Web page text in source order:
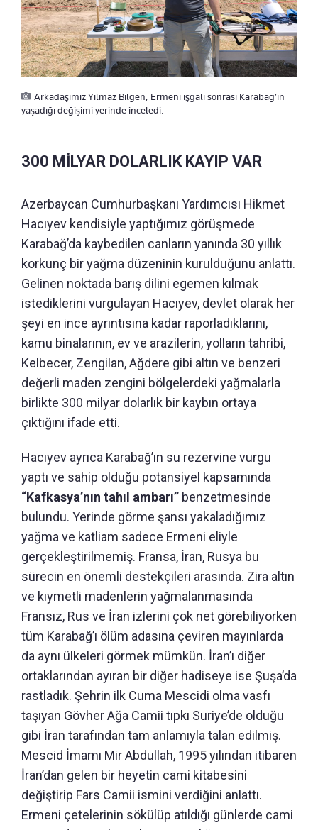
Arkadaşımız Yılmaz Bilgen, Ermeni işgali sonrası Karabağ’ın
yaşadığı değişimi yerinde inceledi.
300 MİLYAR DOLARLIK KAYIP VAR
Azerbaycan Cumhurbaşkanı Yardımcısı Hikmet
Hacıyev kendisiyle yaptığımız görüşmede
Karabağ’da kaybedilen canların yanında 30 yıllık
korkunç bir yağma düzeninin kurulduğunu anlattı.
Gelinen noktada barış dilini egemen kılmak
istediklerini vurgulayan Hacıyev, devlet olarak her
şeyi en ince ayrıntısına kadar raporladıklarını,
kamu binalarının, ev ve arazilerin, yolların tahribi,
Kelbecer, Zengilan, Ağdere gibi altın ve benzeri
değerli maden zengini bölgelerdeki yağmalarla
birlikte 300 milyar dolarlık bir kaybın ortaya
çıktığını ifade etti.
Hacıyev ayrıca Karabağ’ın su rezervine vurgu
yaptı ve sahip olduğu potansiyel kapsamında
“Kafkasya’nın tahıl ambarı” benzetmesinde
bulundu. Yerinde görme şansı yakaladığımız
yağma ve katliam sadece Ermeni eliyle
gerçekleştirilmemiş. Fransa, İran, Rusya bu
sürecin en önemli destekçileri arasında. Zira altın
ve kıymetli madenlerin yağmalanmasında
Fransız, Rus ve İran izlerini çok net görebiliyorken
tüm Karabağ’ı ölüm adasına çeviren mayınlarda
da aynı ülkeleri görmek mümkün. İran’ı diğer
ortaklarından ayıran bir diğer hadiseye ise Şuşa’da
rastladık. Şehrin ilk Cuma Mescidi olma vasfı
taşıyan Gövher Ağa Camii tıpkı Suriye’de olduğu
gibi İran tarafından tam anlamıyla talan edilmiş.
Mescid İmamı Mir Abdullah, 1995 yılından itibaren
İran’dan gelen bir heyetin cami kitabesini
değiştirip Fars Camii ismini verdiğini anlattı.
Ermeni çetelerinin sökülüp atıldığı günlerde cami